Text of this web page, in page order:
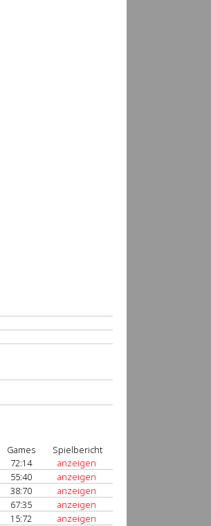
Games
Spielbericht
72:14
anzeigen
55:40
anzeigen
38:70
anzeigen
67:35
anzeigen
15:72 anzeigen